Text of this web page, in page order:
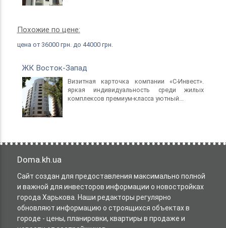
Похожие по цене:
цена от 36000 грн. до 44000 грн.
ЖК Восток-Запад
Визитная карточка компании «С-Инвест».
яркая индивидуальность среди жилых
комплексов премиум-класса уютный...
Doma.kh.ua
Сайт создан для предоставления максимально полной
и важной для инвесторов информации о новостройках
города Харькова. Наши редакторы регулярно
обновляют информацию о строящихся объектах в
городе - цены, планировки, квартиры в продаже и